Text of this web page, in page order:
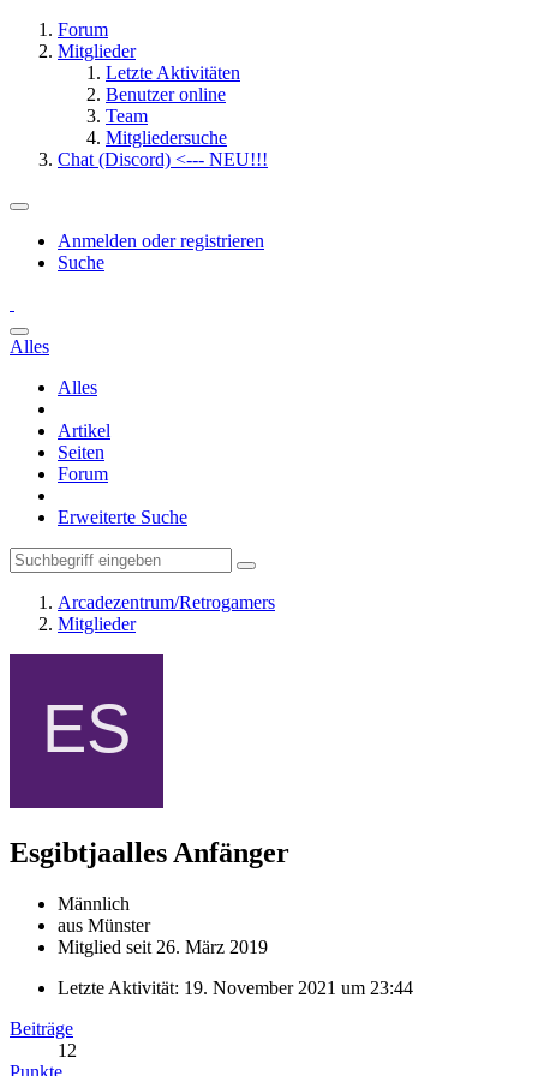
Forum
Mitglieder
Letzte Aktivitäten
Benutzer online
Team
Mitgliedersuche
Chat (Discord) <--- NEU!!!
Anmelden oder registrieren
Suche
Alles
Alles
Artikel
Seiten
Forum
Erweiterte Suche
Arcadezentrum/Retrogamers
Mitglieder
Esgibtjaalles Anfänger
Männlich
aus Münster
Mitglied seit 26. März 2019
Letzte Aktivität: 19. November 2021 um 23:44
Beiträge
12
Punkte